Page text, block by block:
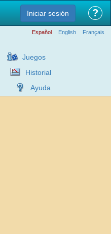
Iniciar sesión ?
Español English Français
Juegos
Historial
Ayuda